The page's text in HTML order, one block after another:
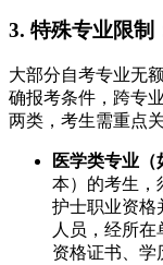
3. 特殊专业限制
大部分自考专业无
确报考条件，跨专
两类，考生需重点关
医学类专业（
本）的考生，
护士职业资格
人员，经所
资格证书、学